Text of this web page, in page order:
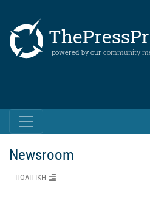
powered by our community
Newsroom
ΠΟΛΙΤΙΚΗ